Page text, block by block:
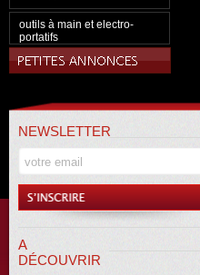
outils à main et electro-
portatifs
NEWSLETTER
A
DÉCOUVRIR